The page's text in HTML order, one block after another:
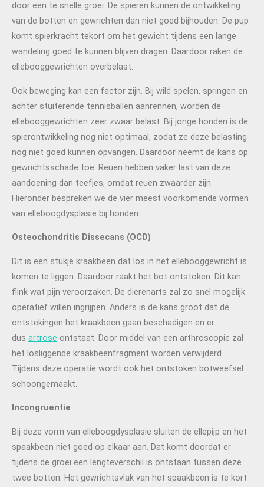
door een te snelle groei. De spieren kunnen de ontwikkeling
van de botten en gewrichten dan niet goed bijhouden. De pup
komt spierkracht tekort om het gewicht tijdens een lange
wandeling goed te kunnen blijven dragen. Daardoor raken de
ellebooggewrichten overbelast.
Ook beweging kan een factor zijn. Bij wild spelen, springen en
achter stuiterende tennisballen aanrennen, worden de
ellebooggewrichten zeer zwaar belast. Bij jonge honden is de
spierontwikkeling nog niet optimaal, zodat ze deze belasting
nog niet goed kunnen opvangen. Daardoor neemt de kans op
gewrichtsschade toe. Reuen hebben vaker last van deze
aandoening dan teefjes, omdat reuen zwaarder zijn.
Hieronder bespreken we de vier meest voorkomende vormen
van elleboogdysplasie bij honden:
Osteochondritis Dissecans (OCD)
Dit is een stukje kraakbeen dat los in het ellebooggewricht is
komen te liggen. Daardoor raakt het bot ontstoken. Dit kan
flink wat pijn veroorzaken. De dierenarts zal zo snel mogelijk
operatief willen ingrijpen. Anders is de kans groot dat de
ontstekingen het kraakbeen gaan beschadigen en er
dus artrose ontstaat. Door middel van een arthroscopie zal
het losliggende kraakbeenfragment worden verwijderd.
Tijdens deze operatie wordt ook het ontstoken botweefsel
schoongemaakt.
Incongruentie
Bij deze vorm van elleboogdysplasie sluiten de ellepijp en het
spaakbeen niet goed op elkaar aan. Dat komt doordat er
tijdens de groei een lengteverschil is ontstaan tussen deze
twee botten. Het gewrichtsvlak van het spaakbeen is te kort